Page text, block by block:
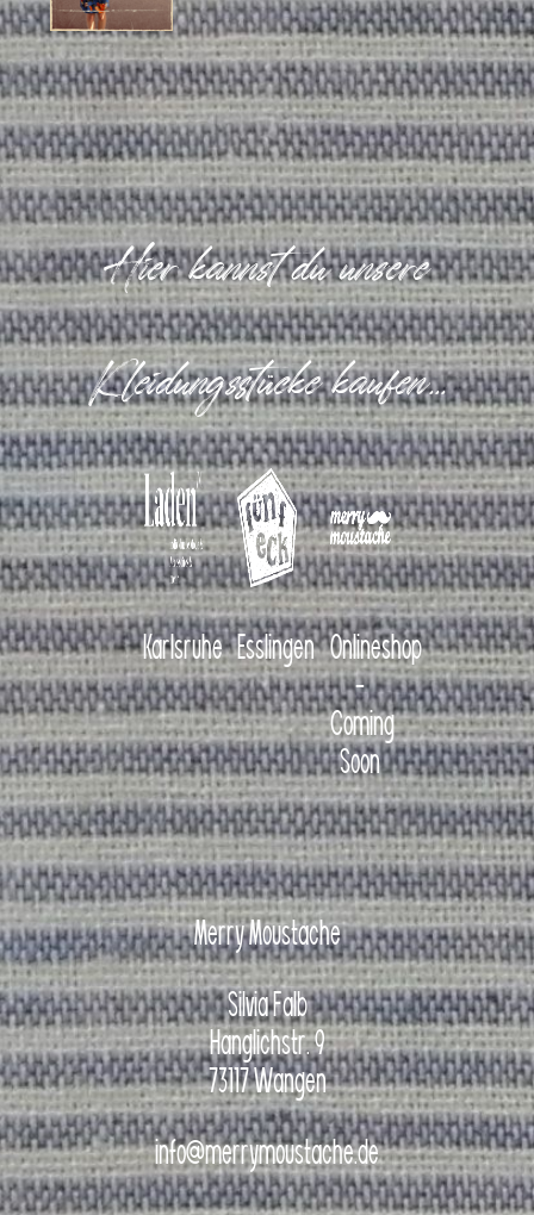
Hier kannst du unsere
Kleidungsstücke kaufen...
Karlsruhe Esslingen Onlineshop
-
Coming
Soon
Merry Moustache
Silvia Falb
Hanglichstr. 9
73117 Wangen
info@merrymoustache.de